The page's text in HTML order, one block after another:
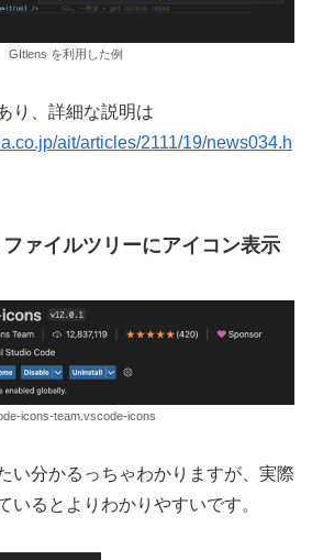
GItlens を利用した例
り、詳細な説明は
ait/articles/2111/19/news034.h
ァイルツリーにアイコン表示
icons-team.vscode-icons
い分かるっちゃわかりますが、実際
いるとよりわかりやすいです。